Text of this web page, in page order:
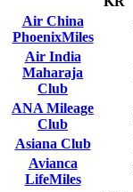
Air China
PhoenixMiles
Air India
Maharaja
Club
ANA Mileage
Club
Asiana Club
Avianca
LifeMiles